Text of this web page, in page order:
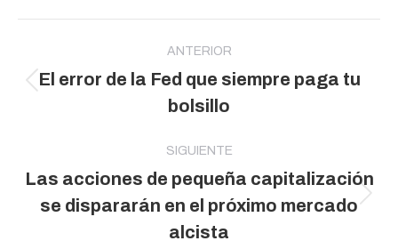
publicaciones
ANTERIOR
Publicación
anterior:
El error de la Fed que siempre paga tu
bolsillo
SIGUIENTE
Publicación
Las acciones de pequeña capitalización
se dispararán en el próximo mercado
alcista